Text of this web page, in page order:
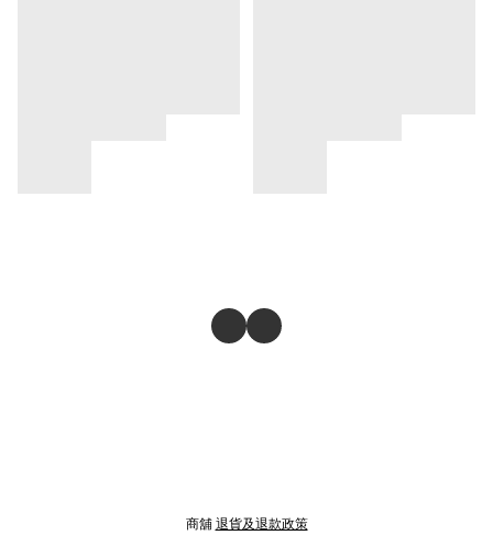
商舖 退貨及退款政策